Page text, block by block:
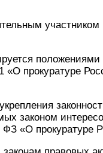
участником
прокуратуре
законом
ФЗ «О прокуратуре